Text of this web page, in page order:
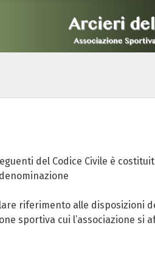
del Codice Civile è
riferimento alle disposizioni
sportiva cui l’associazione si